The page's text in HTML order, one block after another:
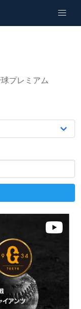
プレミアム